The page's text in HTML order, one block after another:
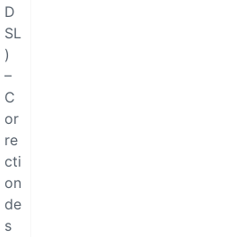
D
SL
)
–
C
or
re
cti
on
de
s